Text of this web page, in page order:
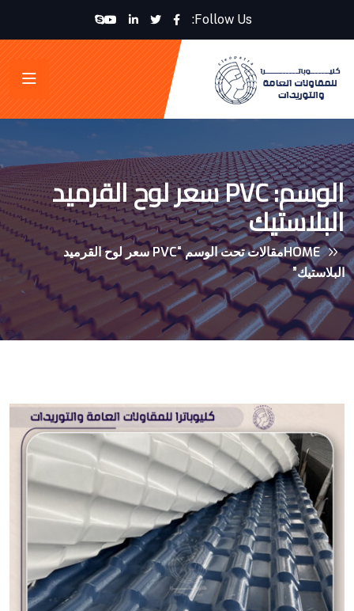
Follow Us:
الوسم: PVC سعر لوح القرميد
البلاستيك
HOME
مقالات تحت الوسم “PVC سعر لوح القرميد
البلاستيك”